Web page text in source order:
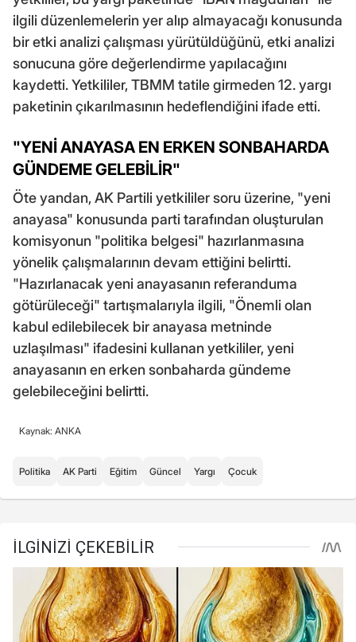
ilgili düzenlemelerin yer alıp almayacağı konusunda
bir etki analizi çalışması yürütüldüğünü, etki analizi
sonucuna göre değerlendirme yapılacağını
kaydetti. Yetkililer, TBMM tatile girmeden 12. yargı
paketinin çıkarılmasının hedeflendiğini ifade etti.
"YENİ ANAYASA EN ERKEN SONBAHARDA
GÜNDEME GELEBİLİR"
Öte yandan, AK Partili yetkililer soru üzerine, "yeni
anayasa" konusunda parti tarafından oluşturulan
komisyonun "politika belgesi" hazırlanmasına
yönelik çalışmalarının devam ettiğini belirtti.
"Hazırlanacak yeni anayasanın referanduma
götürüleceği" tartışmalarıyla ilgili, "Önemli olan
kabul edilebilecek bir anayasa metninde
uzlaşılması" ifadesini kullanan yetkililer, yeni
anayasanın en erken sonbaharda gündeme
gelebileceğini belirtti.
Kaynak: ANKA
Politika AK Parti Eğitim Güncel Yargı Çocuk